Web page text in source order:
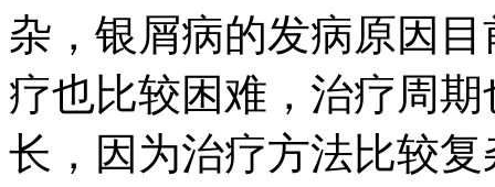
杂，银屑病的发病原因
疗也比较困难，治疗周
长，因为治疗方法比较